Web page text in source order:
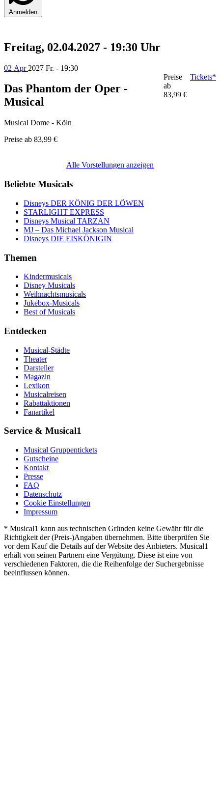
Anmelden
Freitag, 02.04.2027 - 19:30 Uhr
02 Apr 2027 Fr. - 19:30
Das Phantom der Oper -
Musical
Musical Dome - Köln
Preise ab 83,99 €
Preise
ab
83,99 €
Tickets*
Alle Vorstellungen anzeigen
Beliebte Musicals
Disneys DER KÖNIG DER LÖWEN
STARLIGHT EXPRESS
Disneys Musical TARZAN
MJ – Das Michael Jackson Musical
Disneys DIE EISKÖNIGIN
Themen
Kindermusicals
Disney Musicals
Weihnachtsmusicals
Jukebox-Musicals
Best of Musicals
Entdecken
Musical-Städte
Theater
Darsteller
Magazin
Lexikon
Musicalreisen
Rabattaktionen
Fanartikel
Service & Musical1
Musical Gruppentickets
Gutscheine
Kontakt
Presse
FAQ
Datenschutz
Cookie Einstellungen
Impressum
* Musical1 kann aus technischen Gründen keine Gewähr für die
Richtigkeit der (Preis-)Angaben übernehmen. Bitte überprüfen Sie
vor dem Kauf die Details auf der Website des Anbieters. Musical1
erhält von seinen Partnern eine Vergütung. Diese ist eine von
verschiedenen Faktoren, die die Reihenfolge der Suchergebnisse
beeinflussen können.